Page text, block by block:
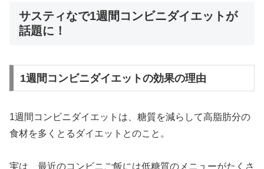
サスティなで1週間コンビニダイエットが
話題に！
1週間コンビニダイエットの効果の理由
1週間コンビニダイエットは、糖質を減らして高脂肪分の
食材を多くとるダイエットとのこと。
実は、最近のコンビニご飯には低糖質のメニューがたくさ